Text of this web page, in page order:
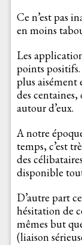
Ce n’est pas
en moins
Les
points
plus aisément
des
autour d’eux.
A notre
temps, c’est
des
disponible
D’autre part
hésitation de
mêmes but
(liaison